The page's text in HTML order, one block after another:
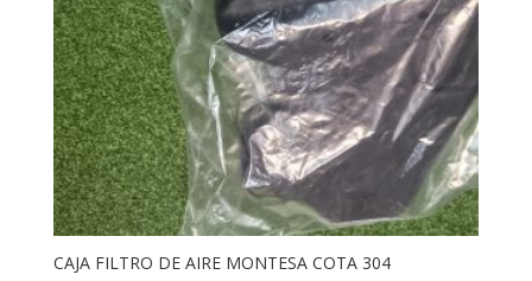
CAJA FILTRO DE AIRE MONTESA COTA 304